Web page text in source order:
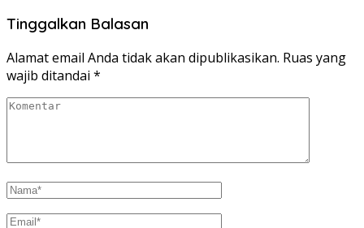
Tinggalkan Balasan
Alamat email Anda tidak akan dipublikasikan. Ruas yang
wajib ditandai *